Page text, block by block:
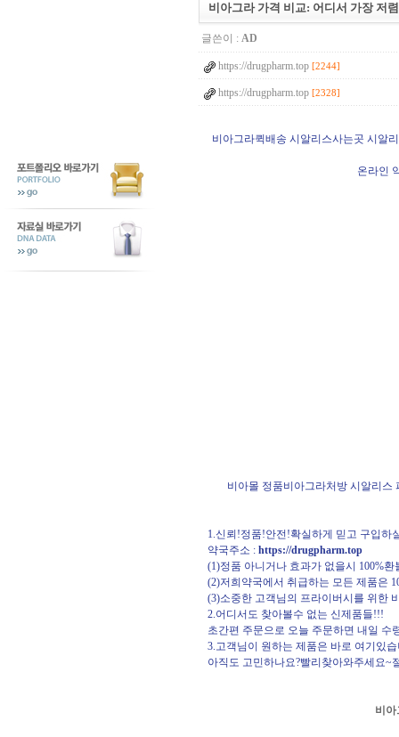
비아그라 가격 비교: 어디서 가장 저
글쓴이 : AD
https://drugpharm.top [2244]
https://drugpharm.top [2328]
비아그라퀵배송 시알리스사는곳 시알
온라인
비아몰 정품비아그라처방 시알리스
1.신뢰!정품!안전!확실하게 믿고 구입하
약국주소 : https://drugpharm.top
(1)정품 아니거나 효과가 없을시 100%환
(2)저희약국에서 취급하는 모든 제품은
(3)소중한 고객님의 프라이버시를 위한
2.어디서도 찾아볼수 없는 신제품들!!!
초간편 주문으로 오늘 주문하면 내일 수
3.고객님이 원하는 제품은 바로 여기있습
아직도 고민하나요?빨리찾아와주세요~
비